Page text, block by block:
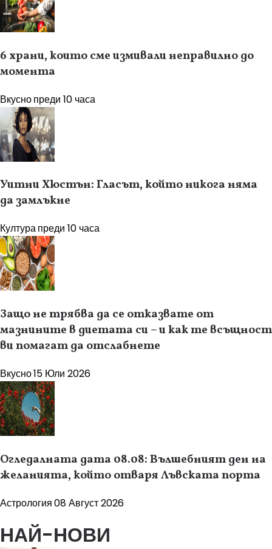
6 храни, които сме измивали неправилно до
момента
Вкуснопреди 10 часа
Уитни Хюстън: Гласът, който никога няма
да замлъкне
Културапреди 10 часа
Защо не трябва да се отказвате от
мазнините в диетата си – и как те всъщност
ви помагат да отслабнете
Вкусно15 Юли 2026
Огледалната дата 08.08: Вълшебният ден на
желанията, който отваря Лъвската порта
Астрология08 Август 2026
НАЙ-НОВИ